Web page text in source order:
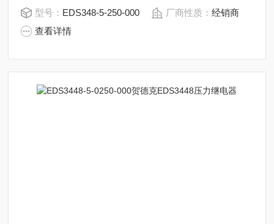
型号： EDS348-5-250-000 厂商性质：经销商
查看详情